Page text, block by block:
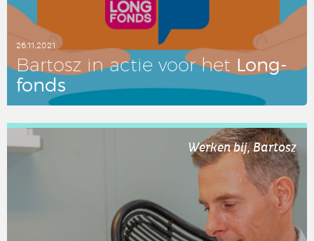
26.11.2021
Bartosz in actie voor het Long­
fonds
LEES DIT ARTIKEL
Werken bij, Bartosz